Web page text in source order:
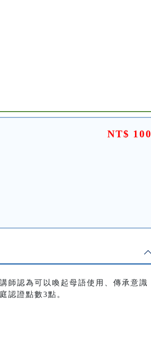
NT$ 100
師認為可以喚起母語使用、傳承意識
認證點數3點。